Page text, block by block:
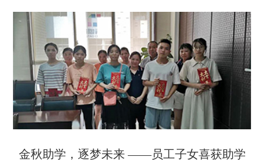
金秋助学，逐梦未来 ——员工子女喜获助学